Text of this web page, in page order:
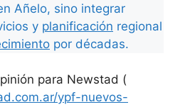
Añelo, sino integrar
y planificación regional
por décadas.
para Newstad (
ypf-nuevos-